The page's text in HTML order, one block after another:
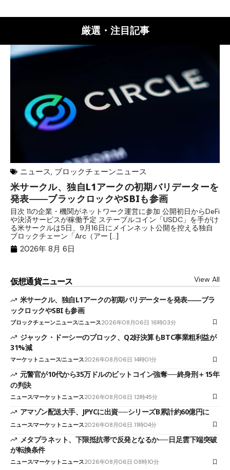
厳選・注目記事
ニュース, ブロックチェーンニュース
米サークル、独自L1アークの初期バリデーターを
発表――ブラックロックやSBIも参画
目次 11の企業・機関がネットワーク運営に参加 公開初日からDeFi
や決済サービスが稼働予定 ステーブルコイン「USDC」を手がけ
る米サークルは5日、9月16日にメインネット公開を控える独自
ブロックチェーン「Arc（アー […]
2026年 8月 6日
仮想通貨ニュース View All
米サークル、独自L1アークの初期バリデーターを発表――ブラ
ックロックやSBIも参画
ブロックチェーンニュースニュース2026年08月06日 16時03分
ジャック・ドーシーのブロック、Q2好決算もBTC事業粗利益が
31%減
マーケットニュースニュース2026年08月06日 14時01分
元警官が10代から35万ドルのビットコイン強奪──終身刑＋15年
の判決
ニュースマーケットニュース2026年08月06日 12時45分
アマゾン配送大手、JPYCに出資──シリーズB累計約60億円に
ニュースマーケットニュース2026年08月06日 11時04分
メタプラネット、下限抵抗帯で反発となるか──日足雲下端突破
が転換条件
ニュースマーケットニュース2026年08月06日 08時10分